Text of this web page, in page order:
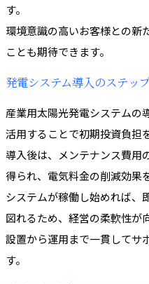
す。
環境意識の高いお客様との新
ことも期待できます。
発電システム導入のステッ
産業用太陽光発電システムの
活用することで初期投資負担
導入後は、メンテナンス費用
得られ、電気料金の削減効果
システムが稼働し始めれば、
図れるため、経営の柔軟性が
設置から運用まで一貫してサ
す。